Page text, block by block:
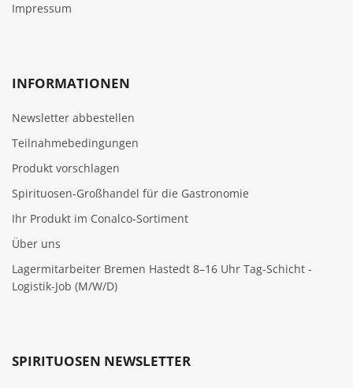
Impressum
INFORMATIONEN
Newsletter abbestellen
Teilnahmebedingungen
Produkt vorschlagen
Spirituosen-Großhandel für die Gastronomie
Ihr Produkt im Conalco-Sortiment
Über uns
Lagermitarbeiter Bremen Hastedt 8–16 Uhr Tag-Schicht -
Logistik-Job (M/W/D)
SPIRITUOSEN NEWSLETTER